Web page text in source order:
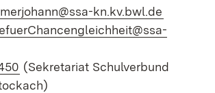
kn.kv.bwl.de
(Öffnet in neuem Fenster)
(Sekretariat Schulverbund